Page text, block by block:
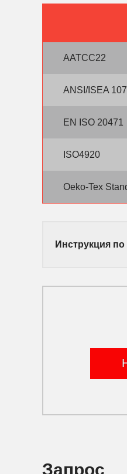
AATCC22
ANSI/ISEA
EN ISO 20471
ISO4920
Oeko-Tex
Инструкция по
Запрос